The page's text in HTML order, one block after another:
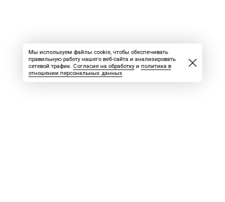
Мы используем файлы cookie, чтобы обеспечивать
правильную работу нашего веб-сайта и анализировать
сетевой трафик. Согласие на обработкуи политика в
отношении персональных данных